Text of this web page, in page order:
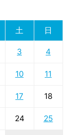
土 日
3 4
10 11
17 18
24 25